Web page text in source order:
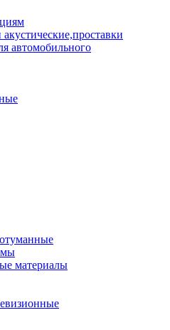
автомобильного
материалы